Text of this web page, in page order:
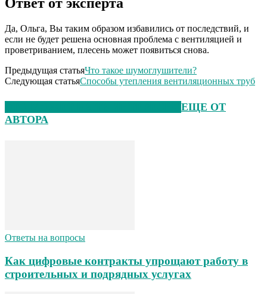
Да, Ольга, Вы таким образом избавились от последствий, и
если не будет решена основная проблема с вентиляцией и
проветриванием, плесень может появиться снова.
Предыдущая статьяЧто такое шумоглушители?
Следующая статьяСпособы утепления вентиляционных труб
ЕЩЕ ОТ
АВТОРА
Ответы на вопросы
Как цифровые контракты упрощают работу в
строительных и подрядных услугах